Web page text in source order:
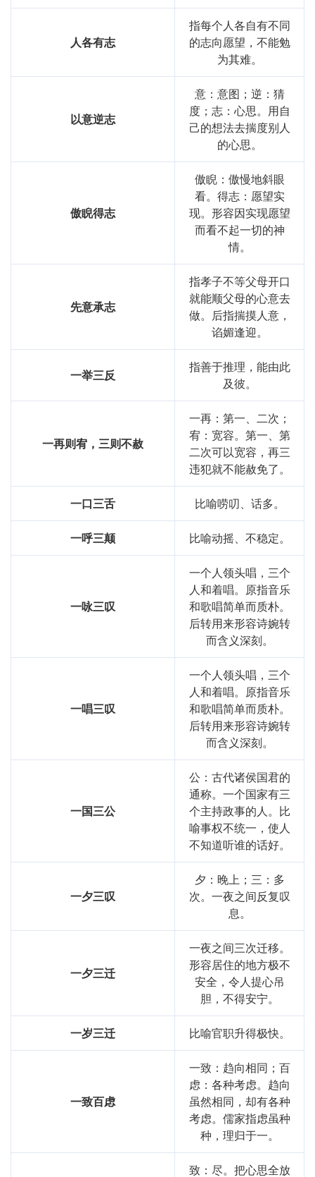
人各有志
指每个人各自有不同
的志向愿望，不能勉
为其难。
以意逆志
意：意图；逆：猜
度；志：心思。用自
己的想法去揣度别人
的心思。
傲睨得志
傲睨：傲慢地斜眼
看。得志：愿望实
现。形容因实现愿望
而看不起一切的神
情。
先意承志
指孝子不等父母开口
就能顺父母的心意去
做。后指揣摸人意，
谄媚逢迎。
一举三反
指善于推理，能由此
及彼。
一再则宥，三则不赦
一再：第一、二次；
宥：宽容。第一、第
二次可以宽容，再三
违犯就不能赦免了。
一口三舌 比喻唠叨、话多。
一呼三颠 比喻动摇、不稳定。
一咏三叹
一个人领头唱，三个
人和着唱。原指音乐
和歌唱简单而质朴。
后转用来形容诗婉转
而含义深刻。
一唱三叹
一个人领头唱，三个
人和着唱。原指音乐
和歌唱简单而质朴。
后转用来形容诗婉转
而含义深刻。
一国三公
公：古代诸侯国君的
通称。一个国家有三
个主持政事的人。比
喻事权不统一，使人
不知道听谁的话好。
一夕三叹
夕：晚上；三：多
次。一夜之间反复叹
息。
一夕三迁
一夜之间三次迁移。
形容居住的地方极不
安全，令人提心吊
胆，不得安宁。
一岁三迁 比喻官职升得极快。
一致百虑
一致：趋向相同；百
虑：各种考虑。趋向
虽然相同，却有各种
考虑。儒家指虑虽种
种，理归于一。
致：尽。把心思全放